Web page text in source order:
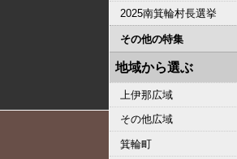
2025南箕輪村長選挙
その他の特集
2023県議会議員選挙
2022箕輪町長選挙
2019県議会議員選挙
2018伊那市長選・市議選
桜シリーズ2018
桜シリーズ2017
2015県議会議員選挙
2014箕輪町長選挙
2014伊那市長選・市議選
桜シリーズ2014
カメラリポート
上伊那 医師不足問題
新ごみ中間処理施設
伊那市長・市議選
朝の学舎
記者室
伊那谷1年365人
輝く経営者～その後
花ロマン
伝承 上伊那の50年
駒ヶ根市長選挙
2007年 県議会議員選挙
権兵衛トンネル開通1周年
豪雨被害
新伊那市誕生へ
伊那谷 耐震強度偽装問題
2005年衆院選
その他
地域から選ぶ
上伊那広域
その他広域
箕輪町